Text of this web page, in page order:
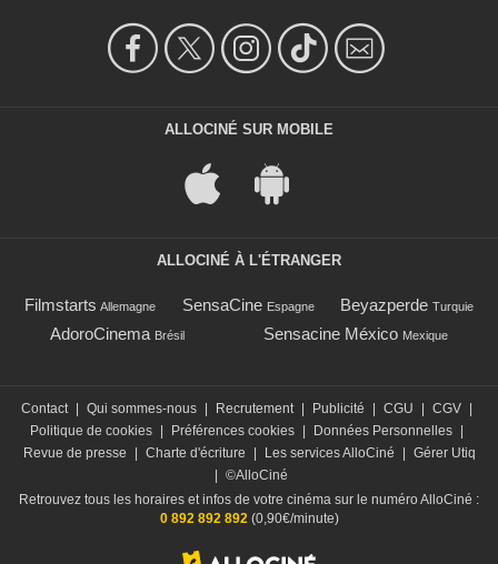
ALLOCINÉ SUR MOBILE
ALLOCINÉ À L'ÉTRANGER
Filmstarts Allemagne SensaCine Espagne Beyazperde Turquie
AdoroCinema Brésil Sensacine México Mexique
Contact Qui sommes-nous Recrutement Publicité CGU CGV
Politique de cookies
Préférences cookies Données Personnelles
Revue de presse
Charte d'écriture Les services AlloCiné
Gérer Utiq
©AlloCiné
Retrouvez tous les horaires et infos de votre cinéma sur le numéro AlloCiné :
0 892 892 892(0,90€/minute)